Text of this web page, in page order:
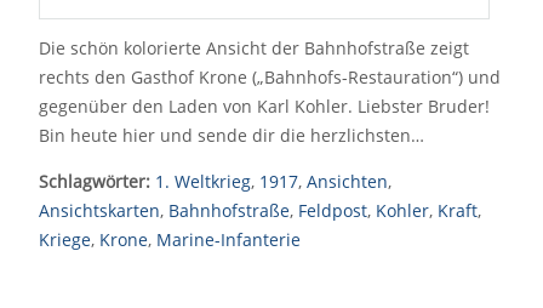
Die schön kolorierte Ansicht der Bahnhofstraße zeigt
rechts den Gasthof Krone („Bahnhofs-Restauration“) und
gegenüber den Laden von Karl Kohler. Liebster Bruder!
Bin heute hier und sende dir die herzlichsten…
Schlagwörter: 1. Weltkrieg, 1917, Ansichten,
Ansichtskarten, Bahnhofstraße, Feldpost, Kohler, Kraft,
Kriege, Krone, Marine-Infanterie